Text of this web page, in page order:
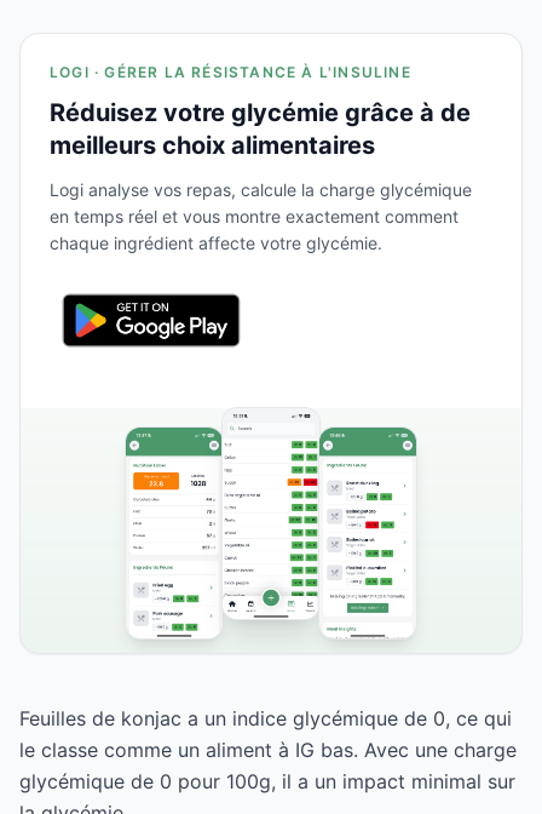
LOGI · GÉRER LA RÉSISTANCE À L'INSULINE
Réduisez votre glycémie grâce à de
meilleurs choix alimentaires
Logi analyse vos repas, calcule la charge glycémique
en temps réel et vous montre exactement comment
chaque ingrédient affecte votre glycémie.
Feuilles de konjac a un indice glycémique de 0, ce qui
le classe comme un aliment à IG bas. Avec une charge
glycémique de 0 pour 100g, il a un impact minimal sur